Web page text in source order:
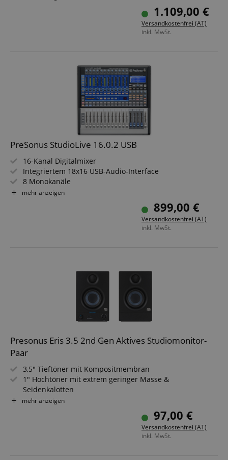
UC Surface und StudioLive Series III Steuerung
Robustes Metallgehäuse für Tour und Installation
1.109,00 €
Versandkostenfrei (AT)
inkl. MwSt.
PreSonus StudioLive 16.0.2 USB
16-Kanal Digitalmixer
Integriertem 18x16 USB-Audio-Interface
8 Monokanäle
13 ultra-rauscharme XMAX Class-A-Vorverstärker
Talkback-Sektion mit eigenem XLR-Mikrofoneingang
50 Fat-Channel-Presets, 50 User-Speicher
mehr anzeigen
899,00 €
Versandkostenfrei (AT)
inkl. MwSt.
Presonus Eris 3.5 2nd Gen Aktives Studiomonitor-
Paar
3,5" Tieftöner mit Kompositmembran
1" Hochtöner mit extrem geringer Masse &
Seidenkalotten
50 Watt Class AB Bi-Amping (25 W pro Seite)
Integrierter Kopfhörerverstärker mit 3,5 mm
TRS-Klinken (L/R, symmetrisch), Cinch-Paar (L/R), 3,5 mm
mehr anzeigen
97,00 €
Versandkostenfrei (AT)
inkl. MwSt.